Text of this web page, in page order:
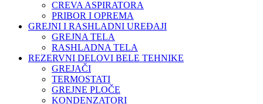
CREVA ASPIRATORA
PRIBOR I OPREMA
GREJNI I RASHLADNI UREĐAJI
GREJNA TELA
RASHLADNA TELA
REZERVNI DELOVI BELE TEHNIKE
GREJAČI
TERMOSTATI
GREJNE PLOČE
KONDENZATORI